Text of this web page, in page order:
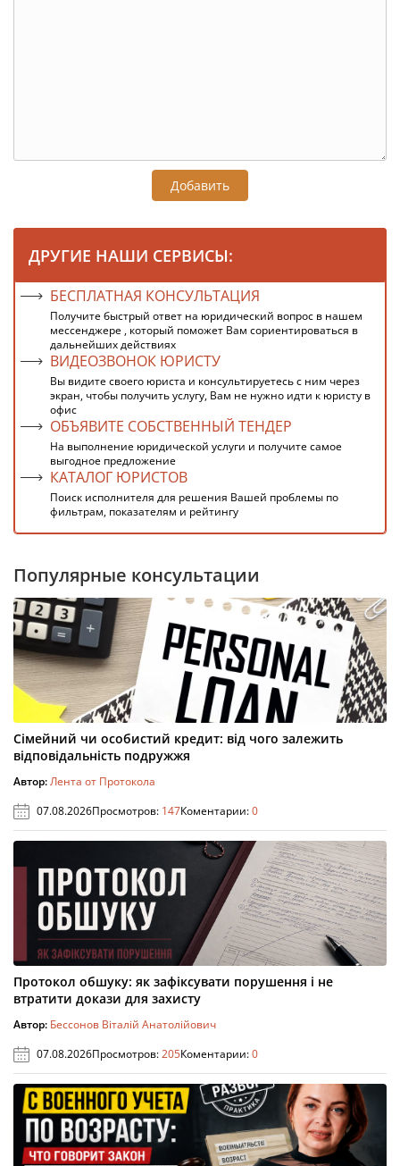
Добавить
ДРУГИЕ НАШИ СЕРВИСЫ:
БЕСПЛАТНАЯ КОНСУЛЬТАЦИЯ
Получите быстрый ответ на юридический вопрос в нашем
мессенджере , который поможет Вам сориентироваться в
дальнейших действиях
ВИДЕОЗВОНОК ЮРИСТУ
Вы видите своего юриста и консультируетесь с ним через
экран, чтобы получить услугу, Вам не нужно идти к юристу в
офис
ОБЪЯВИТЕ СОБСТВЕННЫЙ ТЕНДЕР
На выполнение юридической услуги и получите самое
выгодное предложение
КАТАЛОГ ЮРИСТОВ
Поиск исполнителя для решения Вашей проблемы по
фильтрам, показателям и рейтингу
Популярные консультации
Сімейний чи особистий кредит: від чого залежить
відповідальність подружжя
Автор:Лента от Протокола
07.08.2026Просмотров: 147Коментарии:0
Протокол обшуку: як зафіксувати порушення і не
втратити докази для захисту
Автор: Бессонов Віталій Анатолійович
07.08.2026Просмотров:205Коментарии:0